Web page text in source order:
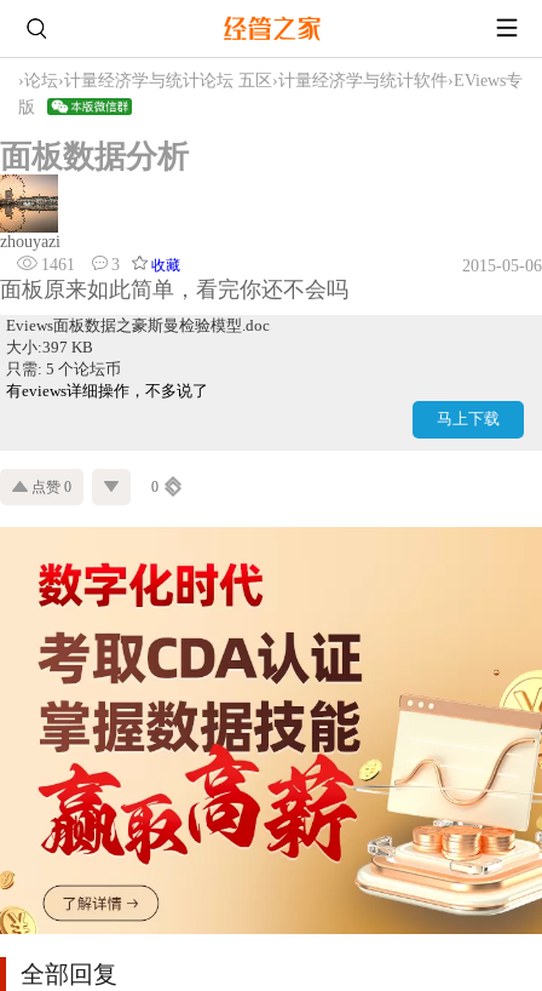
›论坛›计量经济学与统计论坛 五区 ›计量经济学与统计软件›EViews专
版
面板数据分析
zhouyazi
1461
3 收藏 2015-05-06
面板原来如此简单，看完你还不会吗
Eviews面板数据之豪斯曼检验模型.doc
大小:397 KB
只需: 5 个论坛币
马上下载
有eviews详细操作，不多说了
点赞 0 0
全部回复